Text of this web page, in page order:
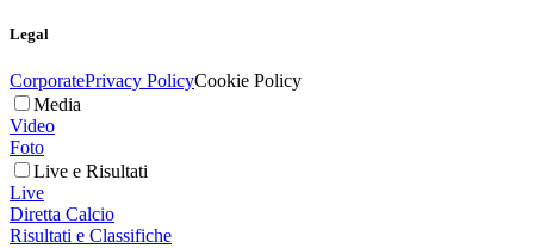
Legal
CorporatePrivacy PolicyCookie Policy
Media
Video
Foto
Live e Risultati
Live
Diretta Calcio
Risultati e Classifiche